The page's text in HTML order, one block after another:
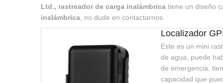
Ltd., rastreador de carga inalámbrica tiene un diseño
inalámbrica , no dude en contactarnos.
Localizador
Este es un mini
de agua, puede
de emergencia,
capacidad que